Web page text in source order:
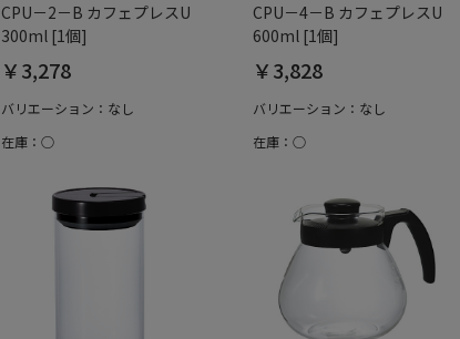
CPU－2－B カフェプレスU
300ml [1個]
￥3,278
バリエーション：なし
在庫：○
CPU－4－B カフェプレスU
600ml [1個]
￥3,828
バリエーション：なし
在庫：○